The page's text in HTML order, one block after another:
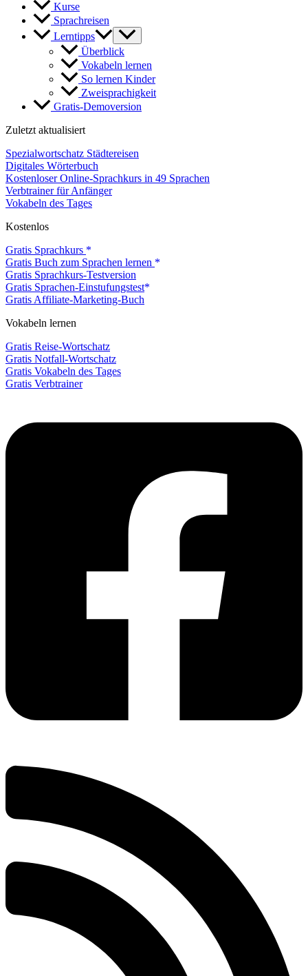
Kurse
Sprachreisen
Lerntipps
Überblick
Vokabeln lernen
So lernen Kinder
Zweisprachigkeit
Gratis-Demoversion
Zuletzt aktualisiert
Spezialwortschatz Städtereisen
Digitales Wörterbuch
Kostenloser Online-Sprachkurs in 49 Sprachen
Verbtrainer für Anfänger
Vokabeln des Tages
Kostenlos
Gratis Sprachkurs
Gratis Buch zum Sprachen lernen
Gratis Sprachkurs-Testversion
Gratis Sprachen-Einstufungstest
Gratis Affiliate-Marketing-Buch
Vokabeln lernen
Gratis Reise-Wortschatz
Gratis Notfall-Wortschatz
Gratis Vokabeln des Tages
Gratis Verbtrainer